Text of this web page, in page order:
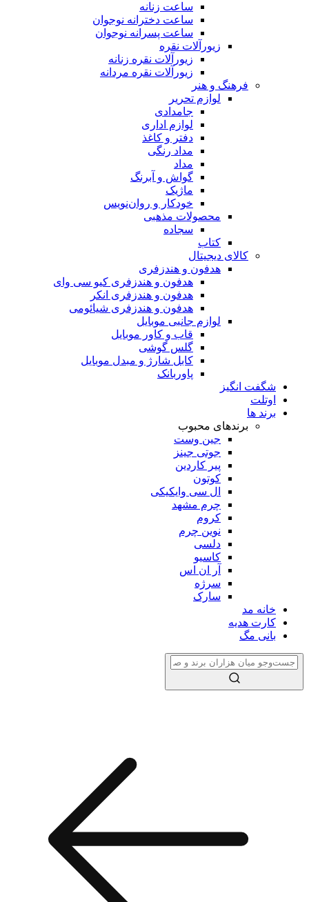
ساعت زنانه
ساعت دخترانه نوجوان
ساعت پسرانه نوجوان
زیورآلات نقره
زیورآلات نقره زنانه
زیورآلات نقره مردانه
فرهنگ و هنر
لوازم تحریر
جامدادی
لوازم اداری
دفتر و کاغذ
مداد رنگی
مداد
گواش و آبرنگ
ماژیک
خودکار و روان‌نویس
محصولات مذهبی
سجاده
کتاب
کالای دیجیتال
هدفون و هندزفری
هدفون و هندزفری کیو سی وای
هدفون و هندزفری انکر
هدفون و هندزفری شیائومی
لوازم جانبی موبایل
قاب و کاور موبایل
گلس گوشی
کابل شارژ و مبدل موبایل
پاوربانک
شگفت انگیز
اوتلت
برند ها
برندهای محبوب
جین وست
جوتی جینز
پیر کاردین
کوتون
ال سی وایکیکی
چرم مشهد
کروم
نوین چرم
دلسی
کاسیو
آر ان اس
سرژه
سارک
خانه مد
کارت هدیه
بانی مگ